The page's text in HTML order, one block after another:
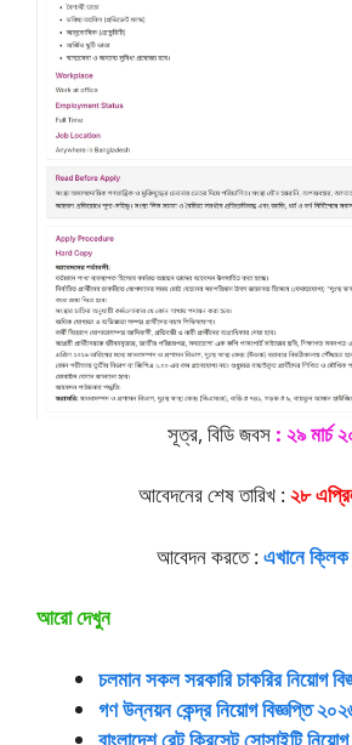
সূত্র, বিডি জবস : ২৯ মার্চ
আবেদনের শেষ তারিখ :২৮
আবেদন করতে :এখানে
আরো দেখুন
চলমান সকল সরকারি চাকরির নিয়োগ
গণ উন্নয়ন কেন্দ্র নিয়োগ বিজ্ঞপ্তি